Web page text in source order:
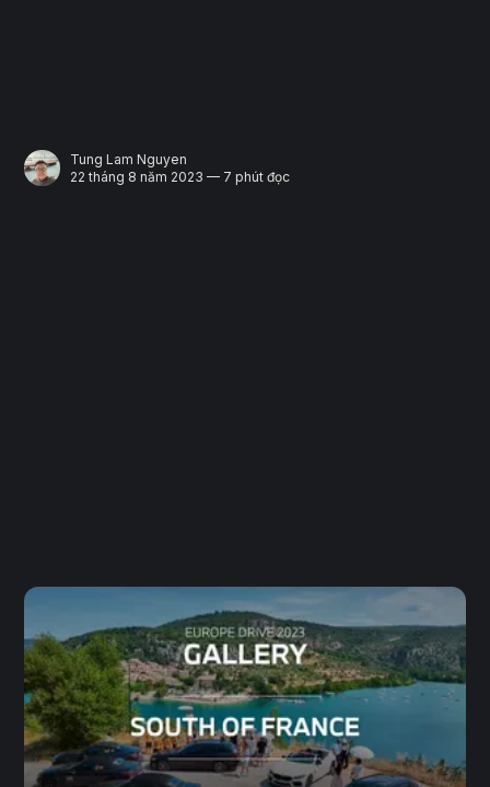
Tung Lam Nguyen
22 tháng 8 năm 2023 — 7 phút đọc